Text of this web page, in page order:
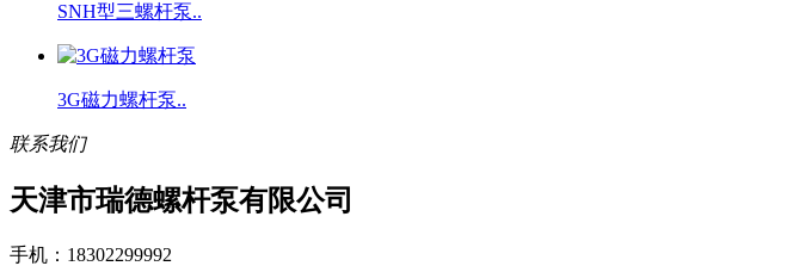
SNH型三螺杆泵..
3G磁力螺杆泵..
联系我们
天津市瑞德螺杆泵有限公司
手机：18302299992